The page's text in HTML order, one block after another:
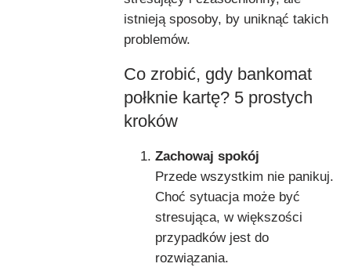
istnieją sposoby, by uniknąć takich
problemów.
Co zrobić, gdy bankomat
połknie kartę? 5 prostych
kroków
Zachowaj spokój
Przede wszystkim nie panikuj.
Choć sytuacja może być
stresująca, w większości
przypadków jest do
rozwiązania.